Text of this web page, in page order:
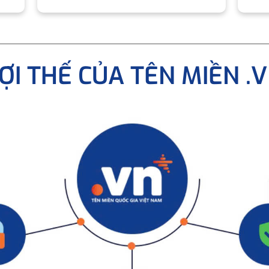
THẾ CỦA TÊN MIỀN